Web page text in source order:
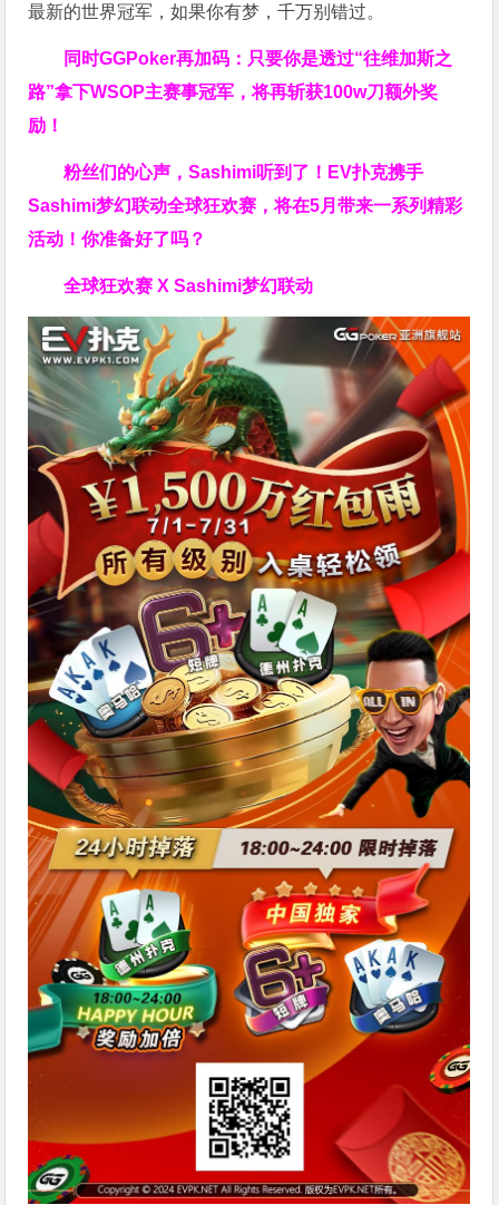
最新的世界冠军，如果你有梦，千万别错过。
同时GGPoker再加码：只要你是透过“往维加斯之
路”拿下WSOP主赛事冠军，将再斩获100w刀额外奖
励！
粉丝们的心声，Sashimi听到了！EV扑克携手
Sashimi梦幻联动全球狂欢赛，将在5月带来一系列精彩
活动！你准备好了吗？
全球狂欢赛 X Sashimi梦幻联动